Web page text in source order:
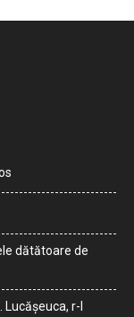
dătătoare de
r-l